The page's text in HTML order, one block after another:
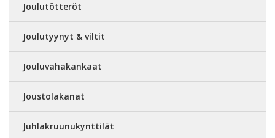
Joulutötteröt
Joulutyynyt & viltit
Jouluvahakankaat
Joustolakanat
Juhlakruunukynttilät